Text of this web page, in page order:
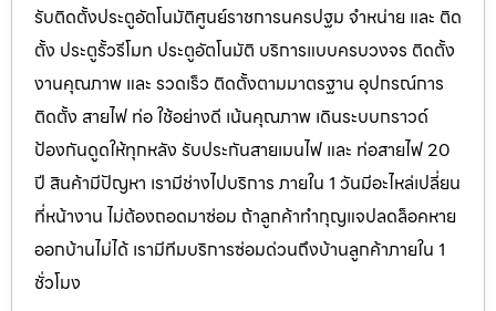
รับติดตั้งประตูอัตโนมัติศูนย์ราชการนครปฐม จำหน่าย และ ติด
ตั้ง ประตูรั้วรีโมท ประตูอัตโนมัติ บริการแบบครบวงจร ติดตั้ง
งานคุณภาพ และ รวดเร็ว ติดตั้งตามมาตรฐาน อุปกรณ์การ
ติดตั้ง สายไฟ ท่อ ใช้อย่างดี เน้นคุณภาพ เดินระบบกราวด์
ป้องกันดูดให้ทุกหลัง รับประกันสายเมนไฟ และ ท่อสายไฟ 20
ปี สินค้ามีปัญหา เรามีช่างไปบริการ ภายใน 1 วันมีอะไหล่เปลี่ยน
ที่หน้างาน ไม่ต้องถอดมาซ่อม ถ้าลูกค้าทำกุญแจปลดล็อคหาย
ออกบ้านไม่ได้ เรามีทีมบริการซ่อมด่วนถึงบ้านลูกค้าภายใน 1
ชั่วโมง